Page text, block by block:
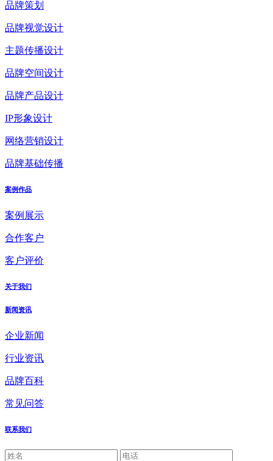
品牌策划
品牌视觉设计
主题传播设计
品牌空间设计
品牌产品设计
IP形象设计
网络营销设计
品牌基础传播
案例作品
案例展示
合作客户
客户评价
关于我们
新闻资讯
企业新闻
行业资讯
品牌百科
常见问答
联系我们